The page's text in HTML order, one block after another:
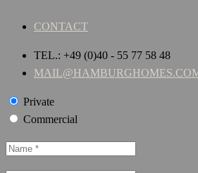
CONTACT
TEL.: +49 (0)40 - 55 77 58 48
Private
Commercial